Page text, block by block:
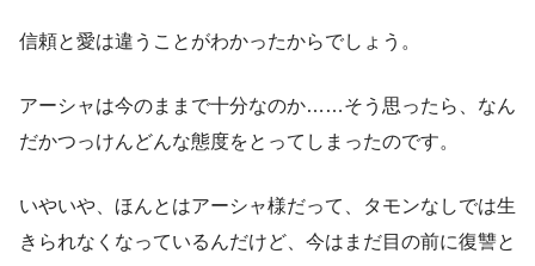
信頼と愛は違うことがわかったからでしょう。
アーシャは今のままで十分なのか……そう思ったら、なん
だかつっけんどんな態度をとってしまったのです。
いやいや、ほんとはアーシャ様だって、タモンなしでは生
きられなくなっているんだけど、今はまだ目の前に復讐と